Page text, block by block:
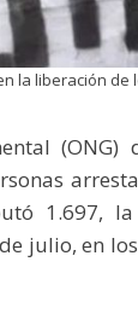
la liberación de
1.697,
julio, en